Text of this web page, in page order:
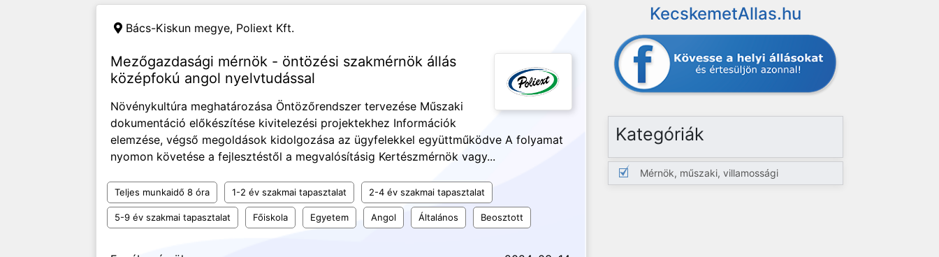
Bács-Kiskun megye, Poliext Kft.
Mezőgazdasági mérnök - öntözési szakmérnök állás
középfokú angol nyelvtudással
Növénykultúra meghatározása Öntözőrendszer tervezése Műszaki
dokumentáció előkészítése kivitelezési projektekhez Információk
elemzése, végső megoldások kidolgozása az ügyfelekkel együttműködve A folyamat
nyomon követése a fejlesztéstől a megvalósításig Kertészmérnök vagy...
Teljes munkaidő 8 óra 1-2 év szakmai tapasztalat 2-4 év szakmai tapasztalat
5-9 év szakmai tapasztalat Főiskola Egyetem Angol Általános Beosztott
KecskemetAllas.hu
Kategóriák
Mérnök, műszaki, villamossági